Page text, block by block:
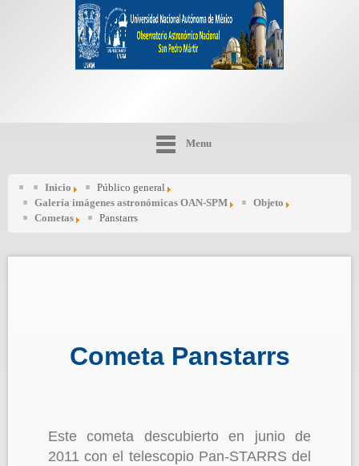
Menu
Inicio
Público general
Galería imágenes astronómicas OAN-SPM
Objeto
Cometas
Panstarrs
Cometa Panstarrs
Este cometa descubierto en junio de
2011 con el telescopio Pan-STARRS del